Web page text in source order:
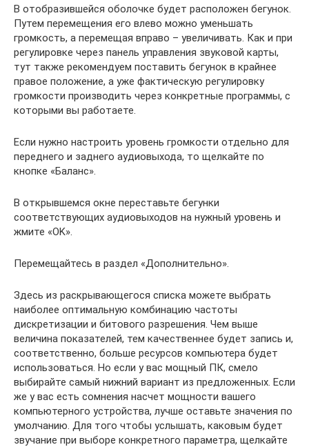
В отобразившейся оболочке будет расположен бегунок.
Путем перемещения его влево можно уменьшать
громкость, а перемещая вправо – увеличивать. Как и при
регулировке через панель управления звуковой карты,
тут также рекомендуем поставить бегунок в крайнее
правое положение, а уже фактическую регулировку
громкости производить через конкретные программы, с
которыми вы работаете.
Если нужно настроить уровень громкости отдельно для
переднего и заднего аудиовыхода, то щелкайте по
кнопке «Баланс».
В открывшемся окне переставьте бегунки
соответствующих аудиовыходов на нужный уровень и
жмите «OK».
Перемещайтесь в раздел «Дополнительно».
Здесь из раскрывающегося списка можете выбрать
наиболее оптимальную комбинацию частоты
дискретизации и битового разрешения. Чем выше
величина показателей, тем качественнее будет запись и,
соответственно, больше ресурсов компьютера будет
использоваться. Но если у вас мощный ПК, смело
выбирайте самый нижний вариант из предложенных. Если
же у вас есть сомнения насчет мощности вашего
компьютерного устройства, лучше оставьте значения по
умолчанию. Для того чтобы услышать, каковым будет
звучание при выборе конкретного параметра, щелкайте